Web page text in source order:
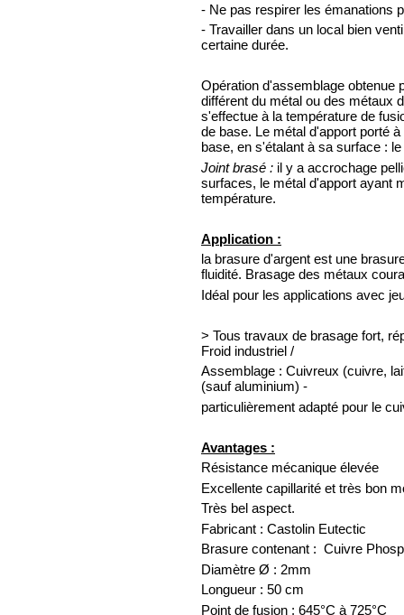
- Ne pas respirer les émanations
- Travailler dans un local bien
certaine durée.
Opération d'assemblage obtenue
différent du métal ou des métaux
s'effectue à la température de
de base. Le métal d'apport porté
base, en s'étalant à sa surface :
Joint brasé : il y a accrochage
surfaces, le métal d'apport ayant
température.
Application :
la brasure d'argent est une
fluidité. Brasage des métaux
Idéal pour les applications avec
> Tous travaux de brasage fort,
Froid industriel /
Assemblage : Cuivreux (cuivre,
(sauf aluminium) -
particulièrement adapté pour le
Avantages :
Résistance mécanique élevée
Excellente capillarité et très bon
Très bel aspect.
Fabricant : Castolin Eutectic
Brasure contenant : Cuivre
Diamètre Ø : 2mm
Longueur : 50 cm
Point de fusion : 645°C à 725°C